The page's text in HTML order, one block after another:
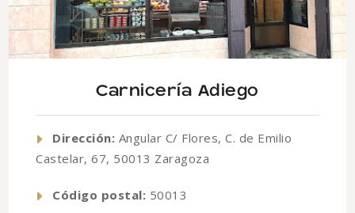
Carnicería Adiego
Dirección: Angular C/ Flores, C. de Emilio
Castelar, 67, 50013 Zaragoza
Código postal: 50013